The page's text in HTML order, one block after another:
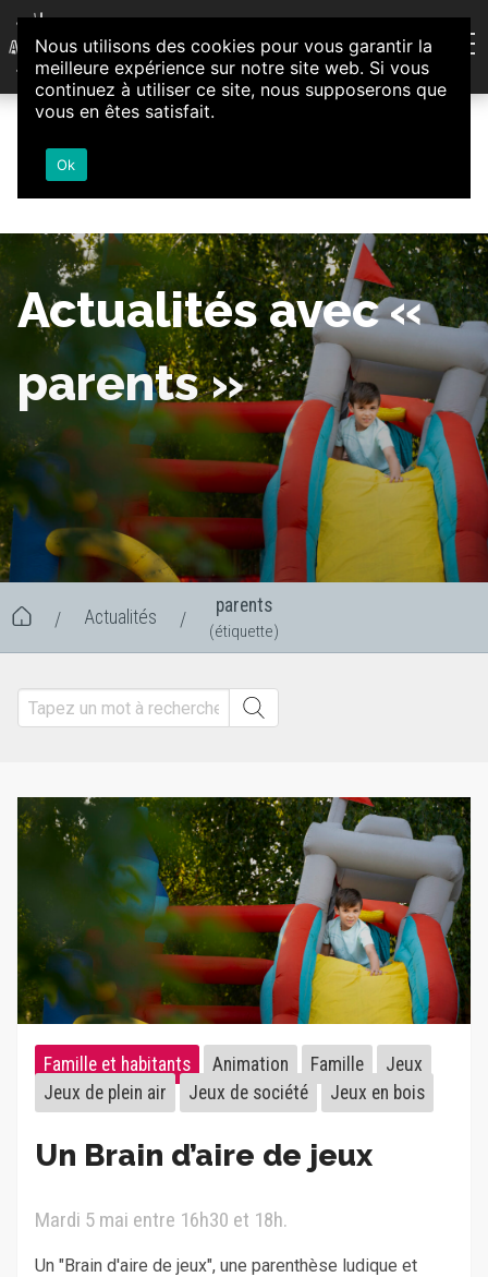
Aller au contenu
Association d'Animation et d'Initiatives Citoyennes
Loire-Authion
Actualités avec «
parents »
/ Actualités /
parents
(étiquette)
Famille et habitants Animation Famille
Jeux
Jeux de plein air
Jeux de société Jeux en bois
Un Brain d’aire de jeux
Mardi 5 mai entre 16h30 et 18h.
Un "Brain d'aire de jeux", une parenthèse ludique et
Nous utilisons des cookies pour vous garantir la
meilleure expérience sur notre site web. Si vous
continuez à utiliser ce site, nous supposerons que
vous en êtes satisfait.
Ok